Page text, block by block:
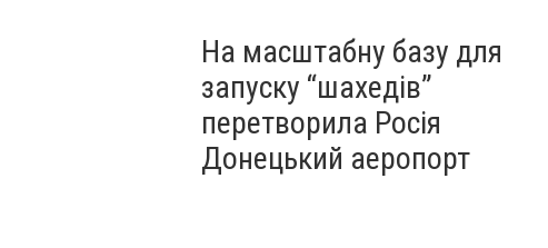
На масштабну базу для
запуску “шахедів”
перетворила Росія
Донецький аеропорт